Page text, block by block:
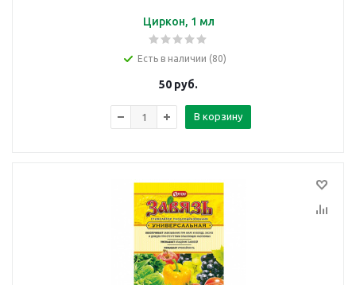
Циркон, 1 мл
Есть в наличии (80)
50 руб.
В корзину